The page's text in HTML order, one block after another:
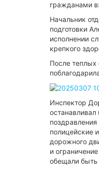
гражданами
Начальник
подготовки
исполнении
крепкого
После теплых
Инспектор
полицейские
дорожного
и
обещали